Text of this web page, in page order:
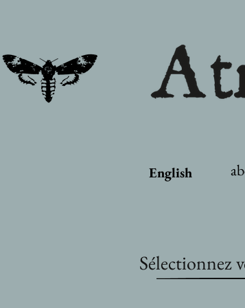
English
Sélectionnez